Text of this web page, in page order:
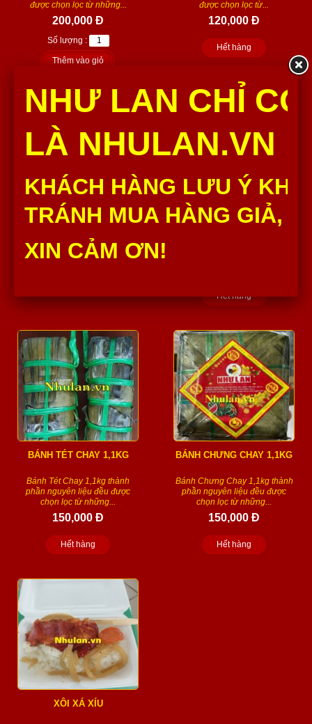
được chọn lọc từ những...
200,000 Đ
Số lượng :
Thêm vào giỏ
được chọn lọc từ...
120,000 Đ
Hết hàng
BÁNH TÉT NHƯ LAN 1,2KG
Hết hàng
BÁNH TÉT CHAY 1,1KG
Bánh Tét Chay 1,1kg thành
phần nguyên liệu đều được
chọn lọc từ những...
150,000 Đ
Hết hàng
BÁNH CHƯNG CHAY 1,1KG
Bánh Chưng Chay 1,1kg thành
phần nguyên liệu đều được
chọn lọc từ những...
150,000 Đ
Hết hàng
XÔI XÁ XÍU
NHƯ LAN CHỈ
LÀ NHULAN.VN
KHÁCH HÀNG LƯU Ý
TRÁNH MUA HÀNG GIẢ,
XIN CẢM ƠN!